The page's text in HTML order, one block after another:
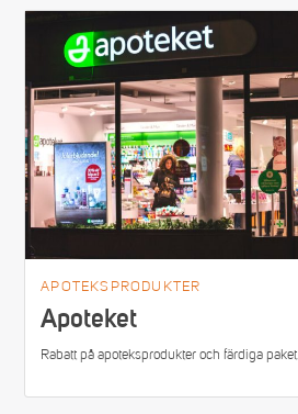
APOTEKSPRODUKTER
Apoteket
Rabatt på apoteksprodukter och färdiga paket.